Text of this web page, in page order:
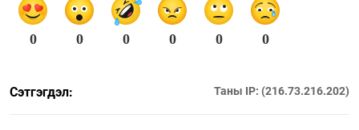
0 0 0 0 0 0
Сэтгэгдэл: Таны IP: (216.73.216.202)